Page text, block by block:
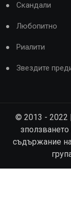
Скандали
Любопитно
Риалити
Звездите
© 2013 - 2022
съдържание